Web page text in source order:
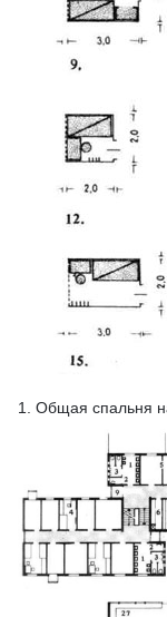
1. Общая спальня